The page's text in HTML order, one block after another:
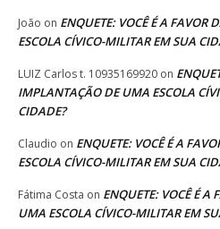
João on ENQUETE: VOCÊ É A
ESCOLA CÍVICO-MILITAR EM SUA
LUIZ Carlos t. 10935169920 on
IMPLANTAÇÃO DE UMA ESCOLA
CIDADE?
Claudio on ENQUETE: VOCÊ É A
ESCOLA CÍVICO-MILITAR EM SUA
Fátima Costa on ENQUETE: VOCÊ É A
UMA ESCOLA CÍVICO-MILITAR EM